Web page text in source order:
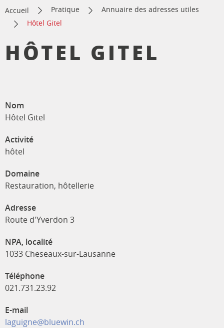
Accueil Pratique
Annuaire des adresses utiles
Hôtel Gitel
HÔTEL GITEL
Nom
Hôtel Gitel
Activité
hôtel
Domaine
Restauration, hôtellerie
Adresse
Route d'Yverdon 3
NPA, localité
1033 Cheseaux-sur-Lausanne
Téléphone
021.731.23.92
E-mail
laguigne@bluewin.ch